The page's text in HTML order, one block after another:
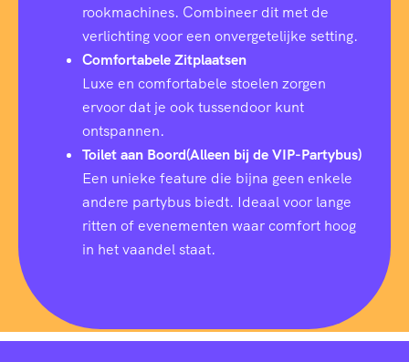
rookmachines. Combineer dit met de
verlichting voor een onvergetelijke setting.
Comfortabele Zitplaatsen
Luxe en comfortabele stoelen zorgen
ervoor dat je ook tussendoor kunt
ontspannen.
Toilet aan Boord(Alleen bij de VIP-Partybus)
Een unieke feature die bijna geen enkele
andere partybus biedt. Ideaal voor lange
ritten of evenementen waar comfort hoog
in het vaandel staat.